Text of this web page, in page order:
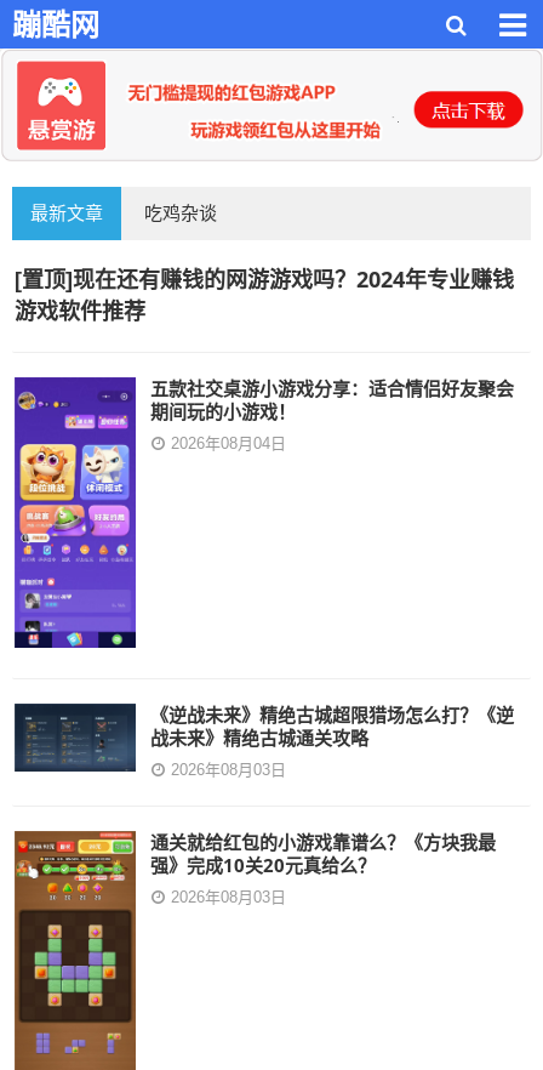
蹦酷网
最新文章 吃鸡杂谈
[置顶]现在还有赚钱的网游游戏吗？2024年专业赚钱
游戏软件推荐
五款社交桌游小游戏分享：适合情侣好友聚会
期间玩的小游戏！
2026年08月04日
《逆战未来》精绝古城超限猎场怎么打？《逆
战未来》精绝古城通关攻略
2026年08月03日
通关就给红包的小游戏靠谱么？《方块我最
强》完成10关20元真给么？
2026年08月03日